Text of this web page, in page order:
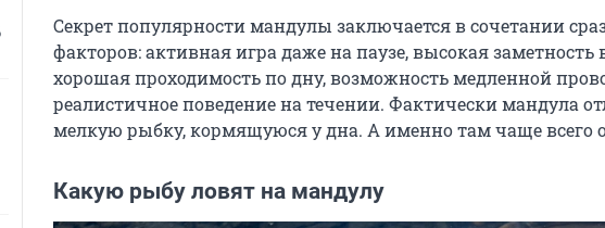
Секрет популярности мандулы заключается в сочетании
факторов: активная игра даже на паузе, высокая заметность
хорошая проходимость по дну, возможность медленной
реалистичное поведение на течении. Фактически мандула
мелкую рыбку, кормящуюся у дна. А именно там чаще всего
Какую рыбу ловят на мандулу